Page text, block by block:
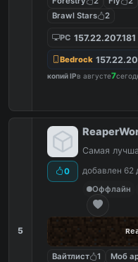
Brawl Stars
2
PC 157.22.207.181
Bedrock
копий IPв августе7
5
0
Самая
добавлен 62
Оффлайн
Вайтлист 1 Моб